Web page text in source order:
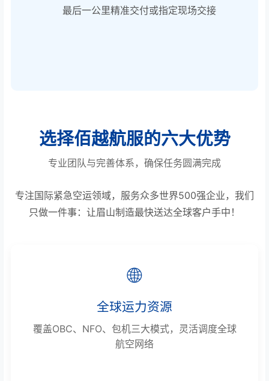
最后一公里精准交付或指定现场交接
选择佰越航服的六大优势
专业团队与完善体系，确保任务圆满完成
专注国际紧急空运领域，服务众多世界500强企业，我们
只做一件事：让眉山制造最快送达全球客户手中！
🌐
全球运力资源
覆盖OBC、NFO、包机三大模式，灵活调度全球
航空网络